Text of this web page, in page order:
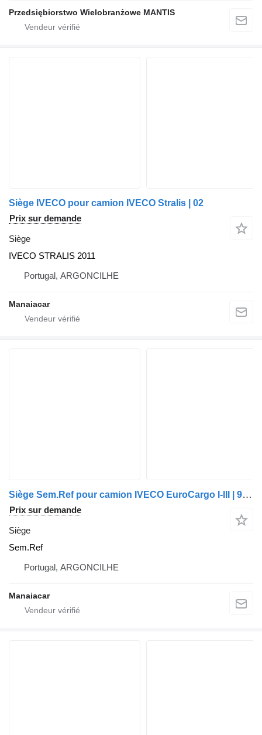
Przedsiębiorstwo Wielobranżowe MANTIS
Siège IVECO pour camion IVECO Stralis | 02
Prix sur demande
Siège
IVECO STRALIS 2011
Portugal, ARGONCILHE
Manaiacar
Siège Sem.Ref pour camion IVECO EuroCargo I-III | 91 - 15
Prix sur demande
Siège
Sem.Ref
Portugal, ARGONCILHE
Manaiacar